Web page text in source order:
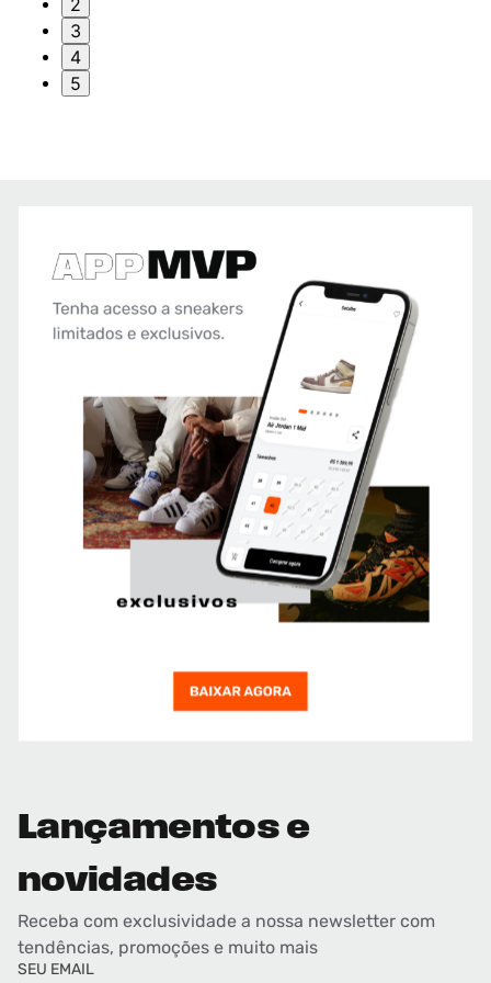
3
4
5
Lançamentos e
novidades
Receba com exclusividade a nossa newsletter com
tendências, promoções e muito mais
SEU EMAIL